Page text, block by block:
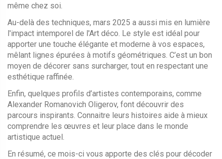
même chez soi.
Au-delà des techniques, mars 2025 a aussi mis en lumière
l'impact intemporel de l'Art déco. Le style est idéal pour
apporter une touche élégante et moderne à vos espaces,
mêlant lignes épurées à motifs géométriques. C’est un bon
moyen de décorer sans surcharger, tout en respectant une
esthétique raffinée.
Enfin, quelques profils d’artistes contemporains, comme
Alexander Romanovich Oligerov, font découvrir des
parcours inspirants. Connaitre leurs histoires aide à mieux
comprendre les œuvres et leur place dans le monde
artistique actuel.
En résumé, ce mois-ci vous apporte des clés pour décoder